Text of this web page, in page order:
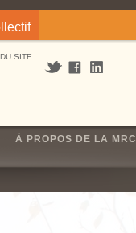
SITE
À PROPOS DE LA MRC